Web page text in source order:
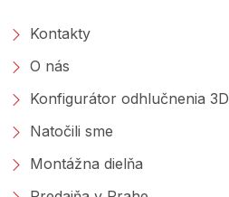
Kontakty
O nás
Konfigurátor odhlučnenia 3D
Natočili sme
Montážna dielňa